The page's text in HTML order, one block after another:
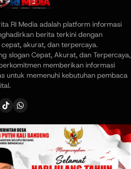
RI Media adalah platform informasi
berita terkini dengan
cepat, akurat, dan terpercaya.
slogan Cepat, Akurat, dan Terpercaya,
memberikan informasi
untuk memenuhi kebutuhan pembaca